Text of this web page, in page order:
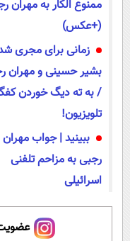
ممنوع الکار به مهران
(+عکس)
زمانی برای مجری
بشیر حسینی و مهران
/ به ته دیگ خوردن
تلویزیون!
ببینید | جواب مهران
رجبی به مزاحم تلفنی
اسرائیلی